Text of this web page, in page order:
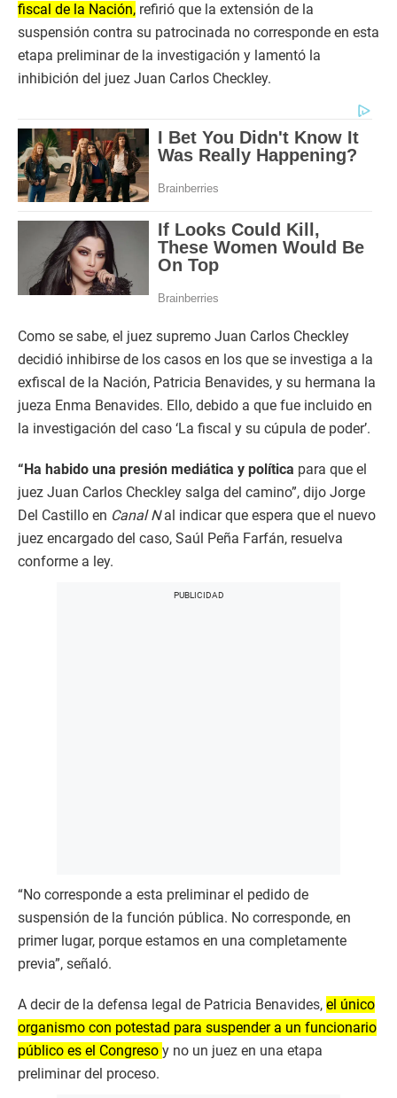
fiscal de la Nación, refirió que la extensión de la
suspensión contra su patrocinada no corresponde en esta
etapa preliminar de la investigación y lamentó la
inhibición del juez Juan Carlos Checkley.
Como se sabe, el juez supremo Juan Carlos Checkley
decidió inhibirse de los casos en los que se investiga a la
exfiscal de la Nación, Patricia Benavides, y su hermana la
jueza Enma Benavides. Ello, debido a que fue incluido en
la investigación del caso ‘La fiscal y su cúpula de poder’.
“Ha habido una presión mediática y política para que el
juez Juan Carlos Checkley salga del camino”, dijo Jorge
Del Castillo en Canal Nal indicar que espera que el nuevo
juez encargado del caso, Saúl Peña Farfán, resuelva
conforme a ley.
“No corresponde a esta preliminar el pedido de
suspensión de la función pública. No corresponde, en
primer lugar, porque estamos en una completamente
previa”, señaló.
A decir de la defensa legal de Patricia Benavides, el único
organismo con potestad para suspender a un funcionario
público es el Congreso y no un juez en una etapa
preliminar del proceso.